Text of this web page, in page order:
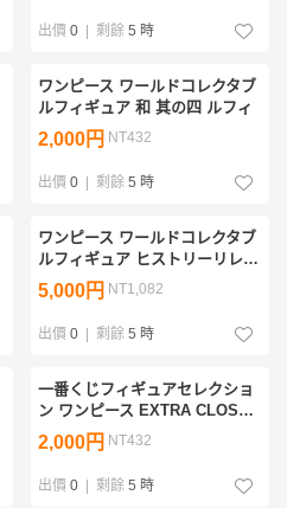
出價 0 剩餘 5 時
ワンピース ワールドコレクタブ
ルフィギュア 和 其の四 ルフィ
2,000円 NT432
出價 0 剩餘 5 時
ワンピース ワールドコレクタブ
ルフィギュア ヒストリーリレー
20TH vol.2 全6種セット
5,000円 NT1,082
出價 0 剩餘 5 時
一番くじフィギュアセレクショ
ン ワンピース EXTRA CLOSET
Re:Members Log F賞 マリンフ
ォード ワールドコレクタブルフ
ィギュア マルコ
2,000円 NT432
出價 0 剩餘 5 時